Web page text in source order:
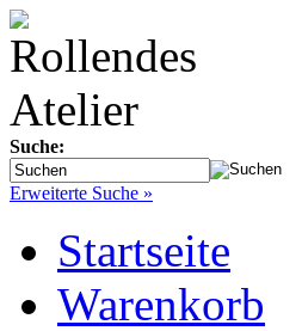
Suche:
Erweiterte Suche »
Startseite
Warenkorb